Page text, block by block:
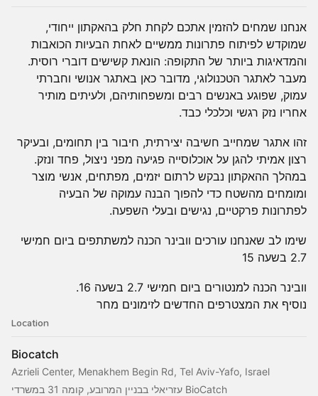
אנחנו שמחים להזמין אתכם לקחת חלק בהאקתון ייחודי,
שמוקדש לפיתוח פתרונות ממשיים לאחת הבעיות הכואבות
והמדאיגות ביותר של התקופה: הונאת קשישים דוברי רוסית.
מעבר לאתגר הטכנולוגי, מדובר כאן באתגר אנושי וחברתי
עמוק, שפוגע באנשים רבים ומשפחותיהם, ולעיתים מותיר
אחריו נזק רגשי וכלכלי כבד.
זהו אתגר שמחייב חשיבה יצירתית, חיבור בין תחומים, ובעיקר
רצון אמיתי להגן על אוכלוסייה פגיעה מפני ניצול, פחד ונזק.
במהלך ההאקתון נבקש לרתום יזמים, מפתחים, אנשי מוצר
ומומחים מהשטח כדי להפוך הבנה עמוקה של הבעיה
לפתרונות פרקטיים, נגישים ובעלי השפעה.
שימו לב שאנחנו עורכים וובינר הכנה למשתתפים ביום חמישי
2.7 בשעה 15
וובינר הכנה למנטורים ביום חמישי 2.7 בשעה 16.
נוסיף את המצטרפים החדשים לזימונים מחר
Location
Biocatch
Azrieli Center, Menakhem Begin Rd, Tel Aviv-Yafo, Israel
עזריאלי בבניין המרובע, קומה 31 במשרדי BioCatch